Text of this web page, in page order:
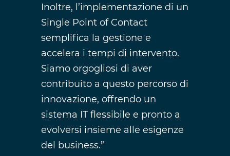
Inoltre, l’implementazione di un
Single Point of Contact
semplifica la gestione e
accelera i tempi di intervento.
Siamo orgogliosi di aver
contribuito a questo percorso di
innovazione, offrendo un
sistema IT flessibile e pronto a
evolversi insieme alle esigenze
del business.”